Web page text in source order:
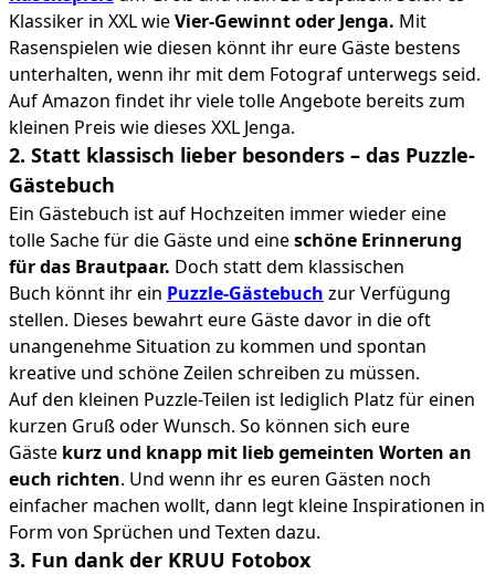
Klassiker in XXL wieVier-Gewinnt oder Jenga. Mit
Rasenspielen wie diesen könnt ihr eure Gäste bestens
unterhalten, wenn ihr mit dem Fotograf unterwegs seid.
Auf Amazon findet ihr viele tolle Angebote bereits zum
kleinen Preis wie dieses XXL Jenga.
2. Statt klassisch lieber besonders – das Puzzle-
Gästebuch
Ein Gästebuch ist auf Hochzeiten immer wieder eine
tolle Sache für die Gäste und eineschöne Erinnerung
für das Brautpaar. Doch statt dem klassischen
Buch könnt ihr ein Puzzle-Gästebuch zur Verfügung
stellen. Dieses bewahrt eure Gäste davor in die oft
unangenehme Situation zu kommen und spontan
kreative und schöne Zeilen schreiben zu müssen.
Auf den kleinen Puzzle-Teilen ist lediglich Platz für einen
kurzen Gruß oder Wunsch. So können sich eure
Gäste kurz und knapp mit lieb gemeinten Worten an
euch richten. Und wenn ihr es euren Gästen noch
einfacher machen wollt, dann legt kleine Inspirationen in
Form von Sprüchen und Texten dazu.
3. Fun dank der KRUU Fotobox